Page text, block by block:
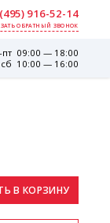
916-52-14
ОБРАТНЫЙ ЗВОНОК
09:00 — 18:00
сб 10:00 — 16:00